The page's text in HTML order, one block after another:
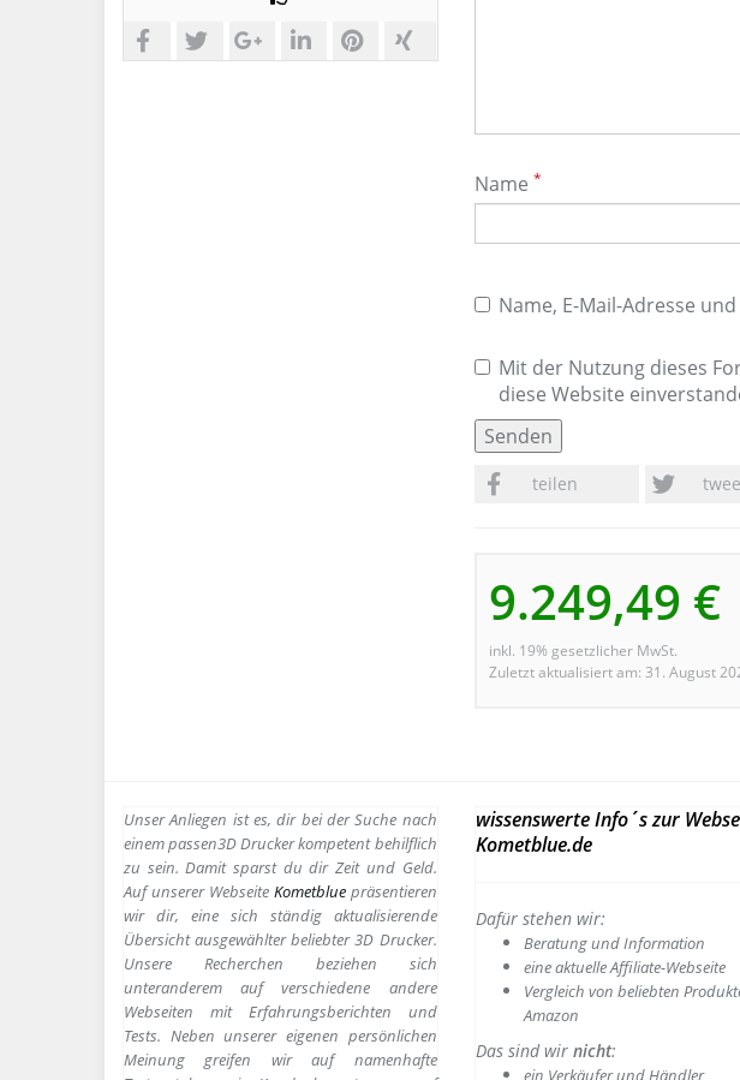
Name *
Name, E-Mail-Adresse
Mit der Nutzung dieses
diese Website
teilen
9.249,49 €
inkl. 19% gesetzlicher MwSt.
Zuletzt aktualisiert am: 31. August
teilen tweetenplussensharen sharen
Unser Anliegen ist es, dir bei der Suche nach
einem passen3D Drucker kompetent behilflich
zu sein.Damit sparst du dir Zeit und Geld.
Auf unserer WebseiteKometbluepräsentieren
wir dir, eine sich ständig aktualisierende
Übersicht ausgewählter beliebter 3D Drucker.
Unsere Recherchen beziehen sich
unteranderem auf verschiedene andere
Webseiten mit Erfahrungsberichten und
Tests. Neben unserer eigenen persönlichen
Meinung greifen wir auf namenhafte
wissenswerte Info´s zur
Kometblue.de
Dafür stehen wir:
Beratung und Information
eine aktuelle Affiliate-Webseite
Vergleich von beliebten
Amazon
Das sind wir nicht:
ein Verkäufer und Händler